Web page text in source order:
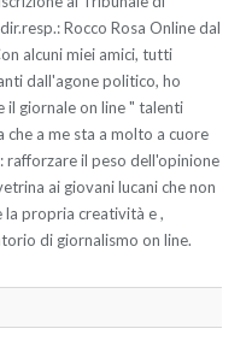
Rocco Rosa Online dal
alcuni miei amici, tutti
dall'agone politico, ho
il giornale on line " talenti
che a me sta a molto a cuore
rafforzare il peso dell'opinione
ai giovani lucani che non
la propria creatività e ,
di giornalismo on line.